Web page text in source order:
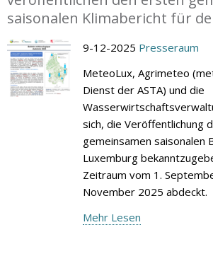
saisonalen Klimabericht für
9-12-2025 Presseraum
MeteoLux, Agrimeteo
Dienst der ASTA) und die
sich, die Veröffentlichung
gemeinsamen saisonalen
Luxemburg
Zeitraum vom 1.
November 2025 abdeckt.
Mehr Lesen